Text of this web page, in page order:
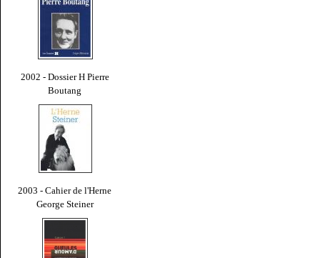
2002 - Dossier H Pierre
Boutang
2003 - Cahier de l'Herne
George Steiner